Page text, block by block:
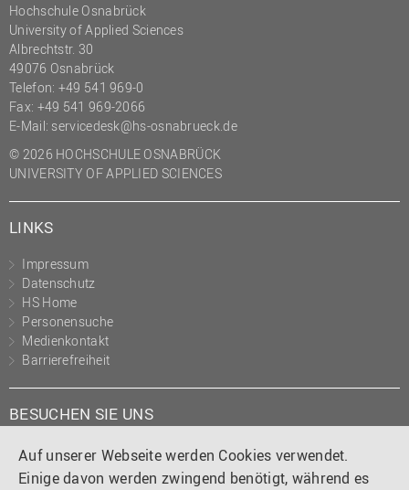
Auf unserer Webseite werden Cookies verwendet.
Einige davon werden zwingend benötigt, während es
Hochschule Osnabrück
University of Applied Sciences
Albrechtstr. 30
49076 Osnabrück
Telefon: +49 541 969-0
Fax: +49 541 969-2066
E-Mail: servicedesk@hs-osnabrueck.de
© 2026 HOCHSCHULE OSNABRÜCK
UNIVERSITY OF APPLIED SCIENCES
LINKS
Impressum
Datenschutz
HS Home
Personensuche
Medienkontakt
Barrierefreiheit
BESUCHEN SIE UNS
Instagram
TiktokLinkedIn
YouTube
Facebook